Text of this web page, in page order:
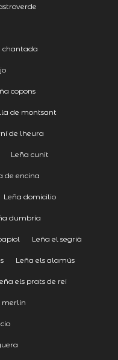
chantada
copons
de montsant
de lheura
Leña cunit
de encina
Leña domicilio
dumbría
Leña el segrià
Leña els alamús
els prats de rei
merlin